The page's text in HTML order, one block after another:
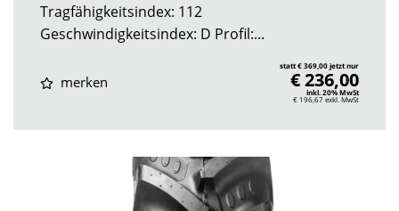
Tragfähigkeitsindex: 112
Geschwindigkeitsindex: D Profil:...
merken
statt € 369,00 jetzt nur
€ 236,00
inkl. 20% MwSt
€ 196,67exkl. MwSt